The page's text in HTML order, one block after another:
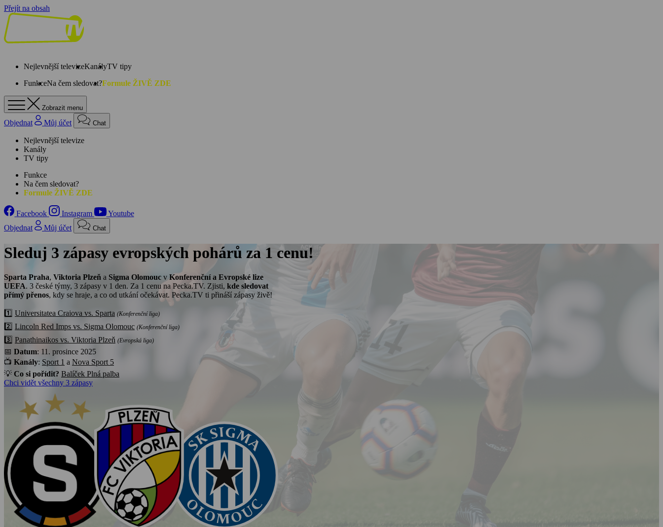
Přejít na obsah
Nejlevnější televizeKanályTV tipy
FunkceNa čem sledovat?Formule ŽIVĚ ZDE
Zobrazit menu
Objednat Můj účet Chat
Nejlevnější televize
Kanály
TV tipy
Funkce
Na čem sledovat?
Formule ŽIVĚ ZDE
Facebook Instagram
Youtube
Objednat
Můj účet Chat
Sleduj 3 zápasy evropských pohárů za 1 cenu!
Sparta Praha, Viktoria Plzeň a Sigma Olomouc v Konferenčnía Evropské lize
UEFA. 3 české týmy, 3 zápasy v 1 den. Za 1 cenu na Pecka.TV. Zjisti, kde sledovat
přímý přenos, kdy se hraje, a co od utkání očekávat. Pecka.TV ti přináší zápasy živě!
1️⃣ Universitatea Craiova vs. Sparta (Konferenční liga)
2️⃣ Lincoln Red Imps vs. Sigma Olomouc (Konferenční liga)
3️⃣ Panathinaikos vs. Viktoria Plzeň (Evropská liga)
📅 Datum: 11. prosince 2025
📺 Kanály: Sport 1 a Nova Sport 5
💡 Co si pořídit? Balíček Plná palba
Chci vidět všechny 3 zápasy